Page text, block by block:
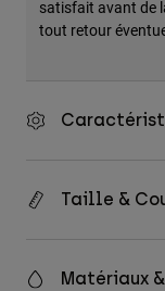
satisfait avant de
tout retour
Taille &
Matériaux